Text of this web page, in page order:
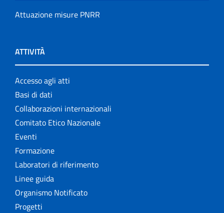
Attuazione misure PNRR
ATTIVITÀ
Accesso agli atti
Basi di dati
Collaborazioni internazionali
Comitato Etico Nazionale
Eventi
Formazione
Laboratori di riferimento
Linee guida
Organismo Notificato
Progetti